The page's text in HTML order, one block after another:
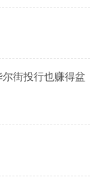
尔街投行也赚得盆